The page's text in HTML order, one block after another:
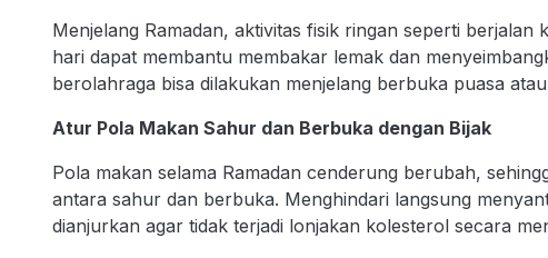
Menjelang Ramadan, aktivitas fisik ringan seperti
hari dapat membantu membakar lemak dan
berolahraga bisa dilakukan menjelang berbuka puasa
Atur Pola Makan Sahur dan Berbuka dengan Bijak
Pola makan selama Ramadan cenderung berubah,
antara sahur dan berbuka. Menghindari langsung
dianjurkan agar tidak terjadi lonjakan kolesterol secara